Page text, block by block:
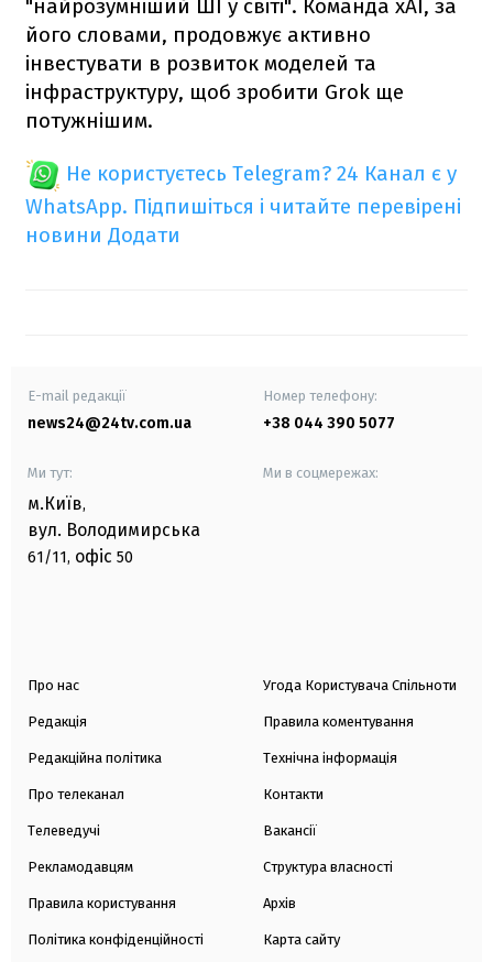
"найрозумніший ШІ у світі". Команда xAI, за
його словами, продовжує активно
інвестувати в розвиток моделей та
інфраструктуру, щоб зробити Grok ще
потужнішим.
Не користуєтесь Telegram? 24 Канал є у
WhatsApp. Підпишіться і читайте перевірені
новини Додати
E-mail редакції
news24@24tv.com.ua
Номер телефону:
+38 044 390 5077
Ми тут:
м.Київ,
вул. Володимирська
61/11, офіс 50
Ми в соцмережах:
Про нас
Редакція
Редакційна політика
Про телеканал
Телеведучі
Рекламодавцям
Правила користування
Політика конфіденційності
Угода Користувача Спільноти
Правила коментування
Технічна інформація
Контакти
Вакансії
Структура власності
Архів
Карта сайту